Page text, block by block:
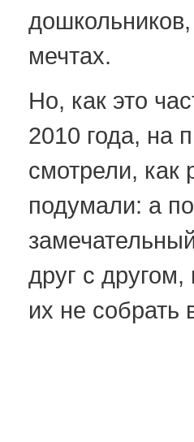
мечтах.
Но, как это
2010 года, на
смотрели, как
подумали: а
друг с
их не собрать